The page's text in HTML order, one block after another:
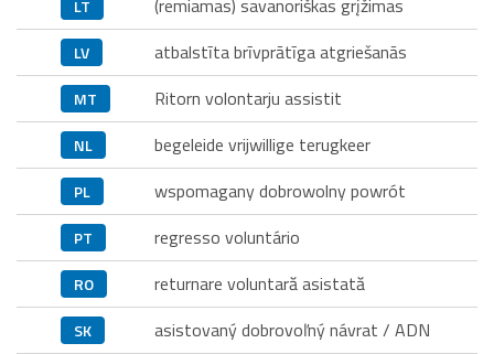
LT (remiamas) savanoriškas grįžimas
LV atbalstīta brīvprātīga atgriešanās
MT Ritorn volontarju assistit
NL begeleide vrijwillige terugkeer
PL wspomagany dobrowolny powrót
PT regresso voluntário
RO returnare voluntară asistată
SK asistovaný dobrovoľný návrat / ADN